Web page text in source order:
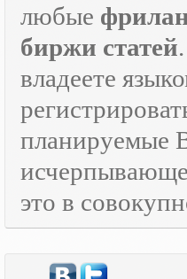
любые
биржи статей
владеете
планируемые
это в